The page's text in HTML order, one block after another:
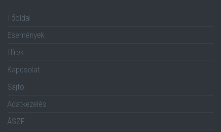
Főoldal
Események
Hírek
Kapcsolat
Sajtó
Adatkezelés
ÁSZF